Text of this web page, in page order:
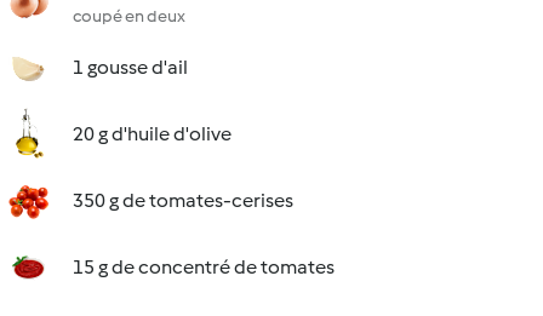
coupé en deux
1 gousse d'ail
20 g d'huile d'olive
350 g de tomates-cerises
15 g de concentré de tomates